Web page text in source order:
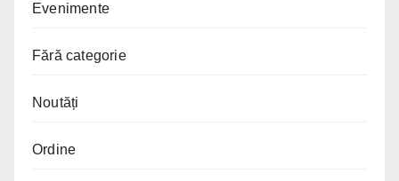
Evenimente
Fără categorie
Noutăți
Ordine